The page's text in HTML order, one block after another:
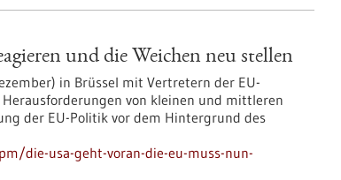
und die Weichen neu stellen
in Brüssel mit Vertretern der EU-
von kleinen und mittleren
der EU-Politik vor dem Hintergrund des
die-usa-geht-voran-die-eu-muss-nun-